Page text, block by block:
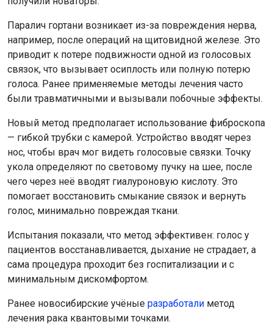
Паралич гортани возникает из-за повреждения нерва,
например, после операций на щитовидной железе. Это
приводит к потере подвижности одной из голосовых
связок, что вызывает осиплость или полную потерю
голоса. Ранее применяемые методы лечения часто
были травматичными и вызывали побочные эффекты.
Новый метод предполагает использование фиброскопа
— гибкой трубки с камерой. Устройство вводят через
нос, чтобы врач мог видеть голосовые связки. Точку
укола определяют по световому пучку на шее, после
чего через неё вводят гиалуроновую кислоту. Это
помогает восстановить смыкание связок и вернуть
голос, минимально повреждая ткани.
Испытания показали, что метод эффективен: голос у
пациентов восстанавливается, дыхание не страдает, а
сама процедура проходит без госпитализации и с
минимальным дискомфортом.
Ранее новосибирские учёные разработали метод
лечения рака квантовыми точками.